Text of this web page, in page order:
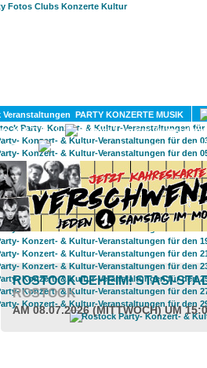
PARTY KONZERTE MUSIK
KULTUR
GAY
ROSTOCK GEHEIM! STASI-
ROSTOCK
AM 08.07.2026 (MITTWOCH) UM